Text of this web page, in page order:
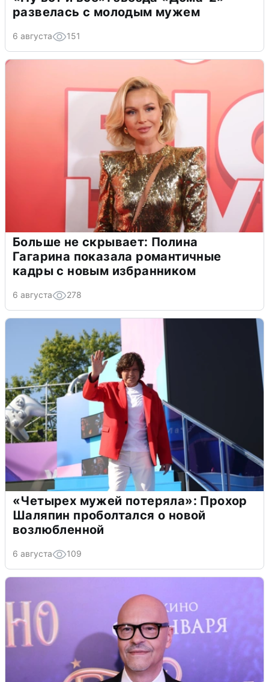
развелась с молодым мужем
6 августа 151
Больше не скрывает: Полина
Гагарина показала романтичные
кадры с новым избранником
6 августа 278
«Четырех мужей потеряла»: Прохор
Шаляпин проболтался о новой
возлюбленной
6 августа 109